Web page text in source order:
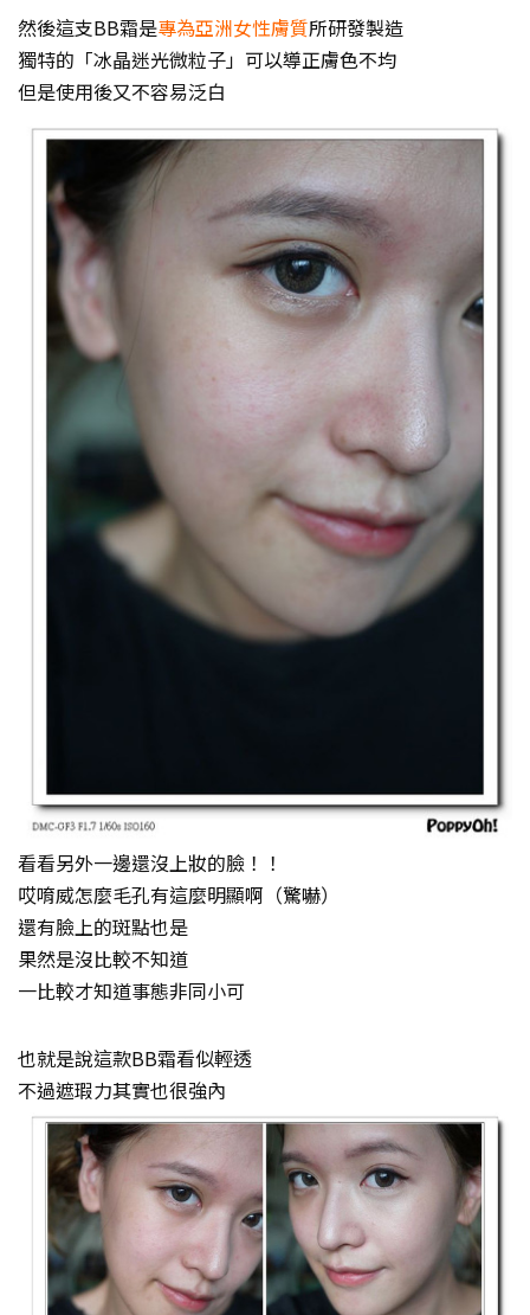
然後這支BB霜是專為亞洲女性膚質所研發製造
獨特的「冰晶迷光微粒子」可以導正膚色不均
但是使用後又不容易泛白
看看另外一邊還沒上妝的臉！！
哎唷威怎麼毛孔有這麼明顯啊（驚嚇）
還有臉上的斑點也是
果然是沒比較不知道
一比較才知道事態非同小可
也就是說這款BB霜看似輕透
不過遮瑕力其實也很強內